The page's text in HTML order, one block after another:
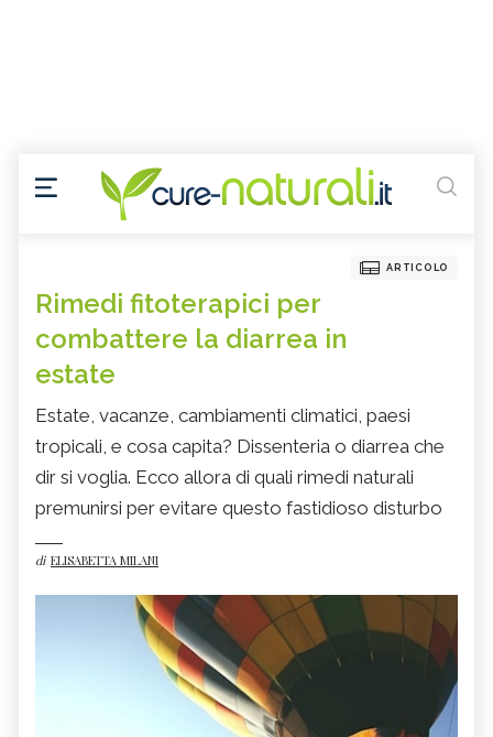
ARTICOLO
Rimedi fitoterapici per
combattere la diarrea in
estate
Estate, vacanze, cambiamenti climatici, paesi
tropicali, e cosa capita? Dissenteria o diarrea che
dir si voglia. Ecco allora di quali rimedi naturali
premunirsi per evitare questo fastidioso disturbo
di ELISABETTA MILANI